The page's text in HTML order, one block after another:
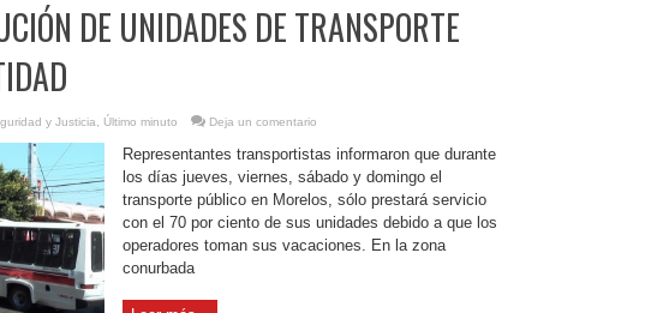
DE UNIDADES DE TRANSPORTE
y Justicia Último minuto Deja un comentario
Representantes transportistas informaron que durante
los días jueves, viernes, sábado y domingo el
transporte público en Morelos, sólo prestará servicio
con el 70 por ciento de sus unidades debido a que los
operadores toman sus vacaciones. En la zona
conurbada